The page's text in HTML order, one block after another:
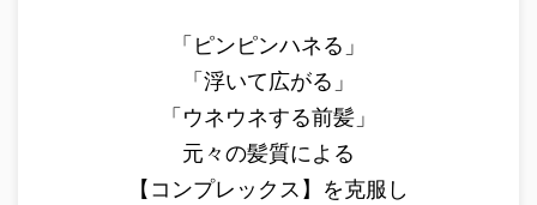
「ピンピンハネる」
「浮いて広がる」
「ウネウネする前髪」
元々の髪質による
【コンプレックス】を克服し